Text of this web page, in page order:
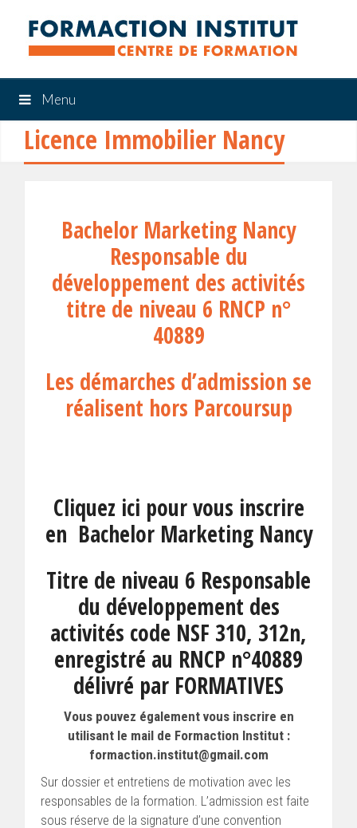
Menu
Licence Immobilier Nancy
Bachelor Marketing Nancy
Responsable du
développement des activités
titre de niveau 6 RNCP n°
40889
Les démarches d’admission se
réalisent hors Parcoursup
Cliquez ici pour vous inscrire
en Bachelor Marketing Nancy
Titre de niveau 6 Responsable
du développement des
activités code NSF 310, 312n,
enregistré au RNCP n°40889
délivré par FORMATIVES
Vous pouvez également vous inscrire en
utilisant le mail de Formaction Institut :
formaction.institut@gmail.com
Sur dossier et entretiens de motivation avec les
responsables de la formation. L’admission est faite
sous réserve de la signature d’une convention